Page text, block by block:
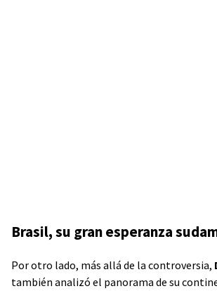
Brasil, su gran esperanza
Por otro lado, más allá de la controversia,
también analizó el panorama de su